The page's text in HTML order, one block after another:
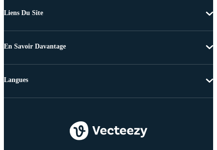
Liens Du Site
En Savoir Davantage
Langues